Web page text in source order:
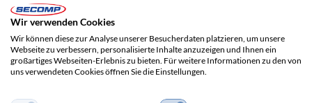
Brands Impressum
AGB
Haftungsausschluss
Versandkosten
Wir verwenden Cookies
Wir können diese zur Analyse unserer Besucherdaten platzieren, um unsere
Webseite zu verbessern, personalisierte Inhalte anzuzeigen und Ihnen ein
großartiges Webseiten-Erlebnis zu bieten. Für weitere Informationen zu den von
uns verwendeten Cookies öffnen Sie die Einstellungen.